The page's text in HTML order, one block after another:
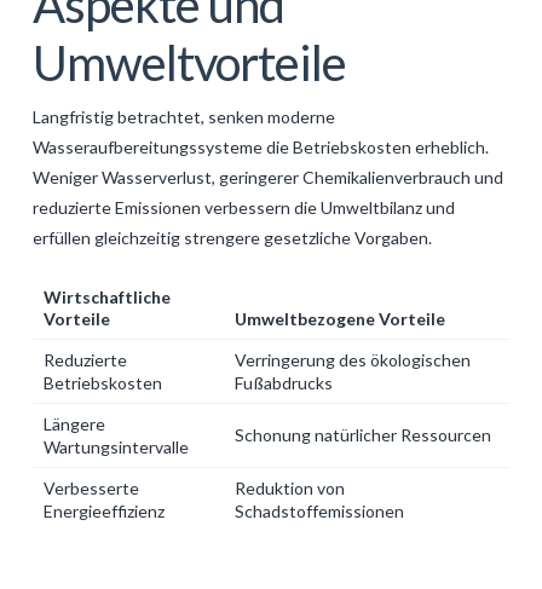
Umweltvorteile
Langfristig betrachtet, senken moderne
Wasseraufbereitungssysteme die Betriebskosten erheblich.
Weniger Wasserverlust, geringerer Chemikalienverbrauch und
reduzierte Emissionen verbessern die Umweltbilanz und
erfüllen gleichzeitig strengere gesetzliche Vorgaben.
Wirtschaftliche
Vorteile
Umweltbezogene Vorteile
Reduzierte
Betriebskosten
Verringerung des ökologischen
Fußabdrucks
Längere
Wartungsintervalle
Schonung natürlicher Ressourcen
Verbesserte
Energieeffizienz
Reduktion von
Schadstoffemissionen